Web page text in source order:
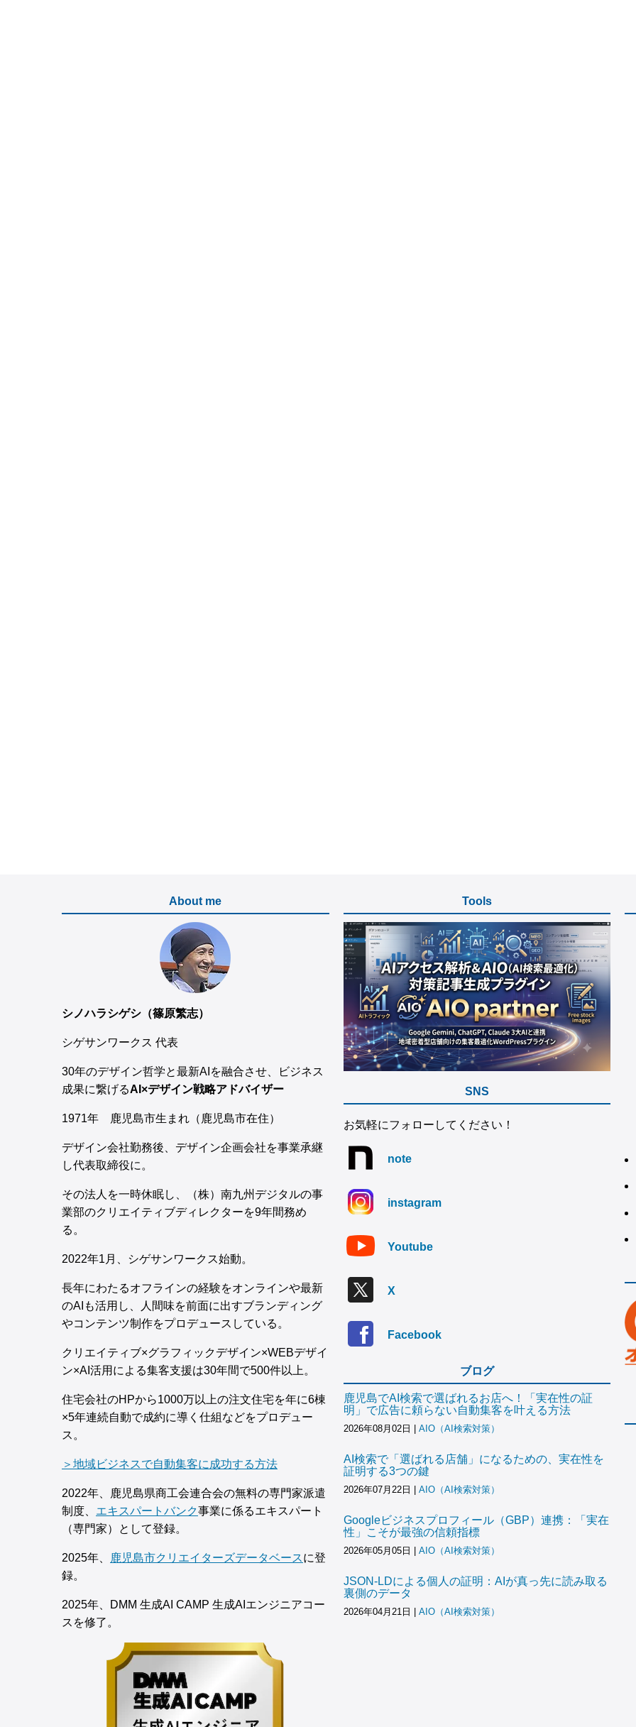
About me
シノハラシゲシ（篠原繁志）
シゲサンワークス 代表
30年のデザイン哲学と最新AIを融合させ、ビジネス
成果に繋げるAI×デザイン戦略アドバイザー
1971年 鹿児島市生まれ（鹿児島市在住）
デザイン会社勤務後、デザイン企画会社を事業承継
し代表取締役に。
その法人を一時休眠し、（株）南九州デジタルの事
業部のクリエイティブディレクターを9年間務め
る。
2022年1月、シゲサンワークス始動。
長年にわたるオフラインの経験をオンラインや最新
のAIも活用し、人間味を前面に出すブランディング
やコンテンツ制作をプロデュースしている。
クリエイティブ×グラフィックデザイン×WEBデザイ
ン×AI活用による集客支援は30年間で500件以上。
住宅会社のHPから1000万以上の注文住宅を年に6棟
×5年連続自動で成約に導く仕組などをプロデュー
ス。
＞地域ビジネスで自動集客に成功する方法
2022年、鹿児島県商工会連合会の無料の専門家派遣
制度、 エキスパートバンク事業に係るエキスパート
（専門家）として登録。
2025年、 鹿児島市クリエイターズデータベースに登
録。
2025年、DMM 生成AI CAMP 生成AIエンジニアコー
スを修了。
Tools
SNS
お気軽にフォローしてください！
note
instagram
Youtube
X
Facebook
ブログ
鹿児島でAI検索で選ばれるお店へ！「実在性の証
明」で広告に頼らない自動集客を叶える方法
2026年08月02日 AIO（AI検索対策）
AI検索で「選ばれる店舗」になるための、実在性を
証明する3つの鍵
2026年07月22日 AIO（AI検索対策）
Googleビジネスプロフィール（GBP）連携：「実在
性」こそが最強の信頼指標
2026年05月05日 AIO（AI検索対策）
JSON-LDによる個人の証明：AIが真っ先に読み取る
裏側のデータ
2026年04月21日 AIO（AI検索対策）